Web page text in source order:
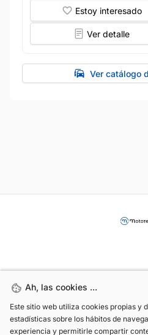
Estoy interesado
Ver detalle
Ver catálogo
Ah, las cookies ...
Este sitio web utiliza cookies propias y
estadísticas sobre los hábitos de
experiencia y permitirle compartir
Ah, las cookies ...
Este sitio web utiliza cookies propias y
estadísticas sobre los hábitos de
experiencia y permitirle compartir